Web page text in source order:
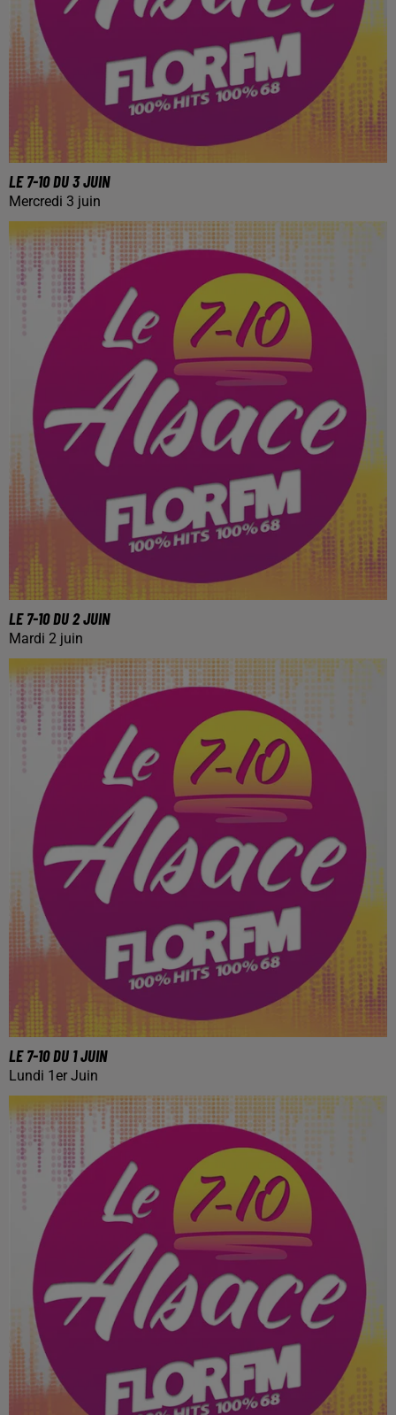
LE 7-10 DU 3 JUIN
Mercredi 3 juin
LE 7-10 DU 2 JUIN
Mardi 2 juin
LE 7-10 DU 1 JUIN
Lundi 1er Juin